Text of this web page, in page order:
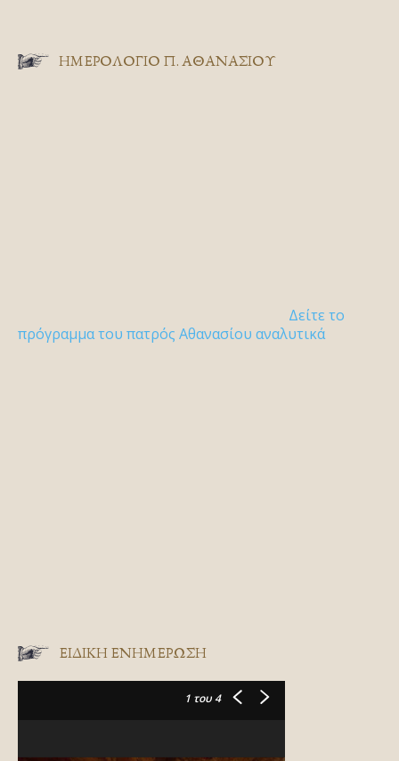
ΗΜΕΡΟΛΟΓΙΟ Π. ΑΘΑΝΑΣΙΟΥ
Δείτε το
πρόγραμμα του πατρός Αθανασίου αναλυτικά
ΕΙΔΙΚΉ ΕΝΗΜΈΡΩΣΗ
1 του 4